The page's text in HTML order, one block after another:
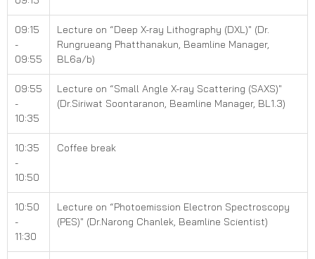
09:15
-
09:55
Lecture on “Deep X-ray Lithography (DXL)" (Dr.
Rungrueang Phatthanakun, Beamline Manager,
BL6a/b)
09:55
-
10:35
Lecture on “Small Angle X-ray Scattering (SAXS)"
(Dr.Siriwat Soontaranon, Beamline Manager, BL1.3)
10:35
-
10:50
Coffee break
10:50
-
11:30
Lecture on “Photoemission Electron Spectroscopy
(PES)" (Dr.Narong Chanlek, Beamline Scientist)